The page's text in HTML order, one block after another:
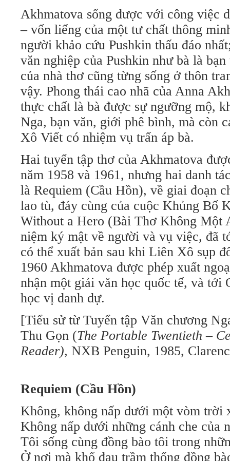
Akhmatova sống được với công việc
– vốn liếng của một tư chất thông
người khảo cứu Pushkin thấu đáo
văn nghiệp của Pushkin như bà là
của nhà thơ cũng từng sống ở thôn
vậy. Phong thái cao nhã của Anna
thực chất là bà được sự ngưỡng mộ,
Nga, bạn văn, giới phê bình, mà còn
Xô Viết có nhiệm vụ trấn áp bà.
Hai tuyển tập thơ của Akhmatova
năm 1958 và 1961, nhưng hai danh
là Requiem (Cầu Hồn), về giai đoạn
lao tù, đáy cùng của cuộc Khủng Bố
Without a Hero (Bài Thơ Không Một
niệm ký mật về người và vụ việc, đã
có thể xuất bản sau khi Liên Xô sụp
1960 Akhmatova được phép xuất
nhận một giải văn học quốc tế, và tới
học vị danh dự.
[Tiểu sử từ Tuyển tập Văn chương
Thu Gọn (The Portable Twentieth –
Reader), NXB Penguin, 1985,
Requiem (Cầu Hồn)
Không, không nấp dưới một vòm trời
Không nấp dưới những cánh che của
Tôi sống cùng đồng bào tôi trong
Ở nơi mà khổ đau trầm thống đồng